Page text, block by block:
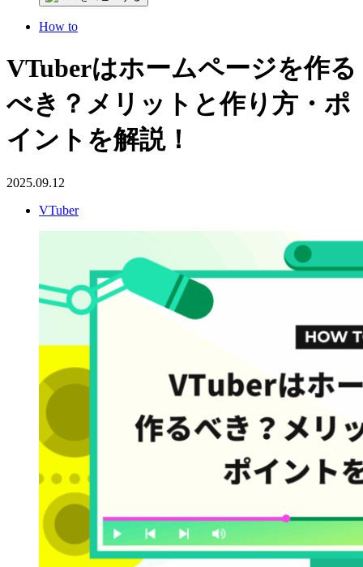
How to
VTuberはホームページを作る
べき？メリットと作り方・ポ
イントを解説！
2025.09.12
VTuber